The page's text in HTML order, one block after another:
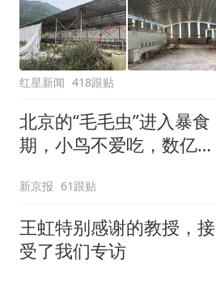
红星新闻 418跟贴
北京的“毛毛虫”进入暴食
期，小鸟不爱吃，数亿头
新京报 61跟贴
王虹特别感谢的教授，接
受了我们专访